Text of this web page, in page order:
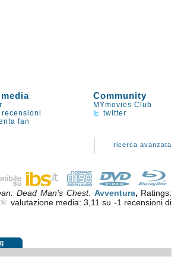
Community
MYmovies Club
twitter
fan
ricerca avanzata
Dead Man's Chest. Avventura, Ratings:
valutazione media:3,11 su -1 recensioni di